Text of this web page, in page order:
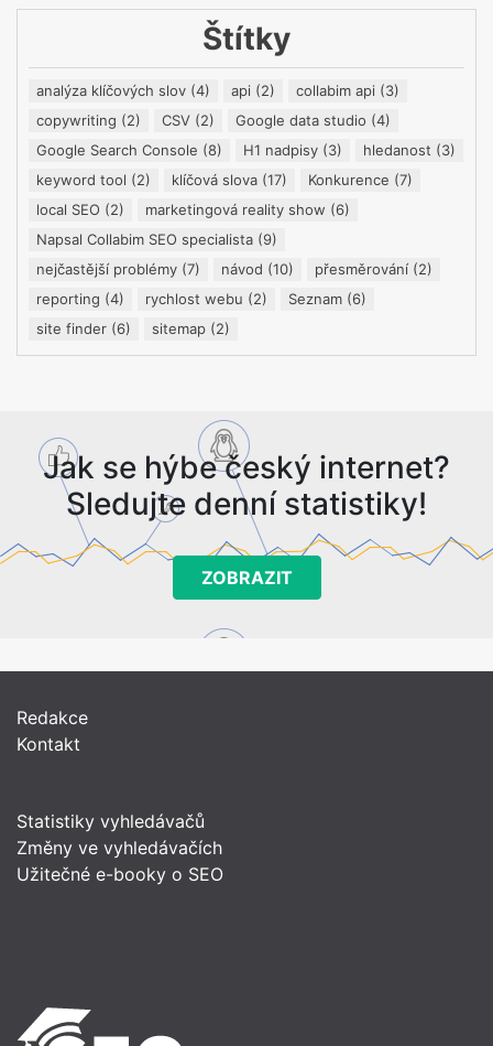
Štítky
analýza klíčových slov (4) api (2) collabim api (3)
copywriting (2) CSV (2) Google data studio (4)
Google Search Console (8) H1 nadpisy (3) hledanost (3)
keyword tool (2) klíčová slova (17) Konkurence (7)
local SEO (2) marketingová reality show (6)
Napsal Collabim SEO specialista (9)
nejčastější problémy (7) návod (10) přesměrování (2)
reporting (4) rychlost webu (2) Seznam (6)
site finder (6) sitemap (2)
Jak se hýbe český internet?
Sledujte denní statistiky!
ZOBRAZIT
Redakce
Kontakt
Statistiky vyhledávačů
Změny ve vyhledávačích
Užitečné e-booky o SEO